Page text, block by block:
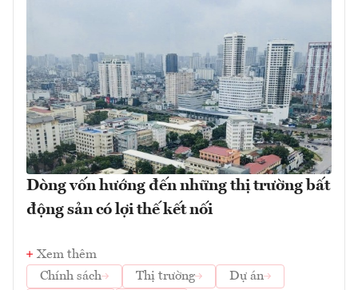
Dòng vốn hướng đến những thị trường bất
động sản có lợi thế kết nối
Xem thêm
Chính sách
Thị trường
Dự án